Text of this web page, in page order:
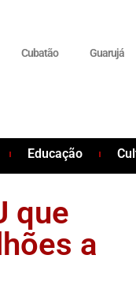
Cubatão Guarujá
Educação
que
a